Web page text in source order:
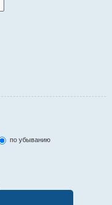
по убыванию